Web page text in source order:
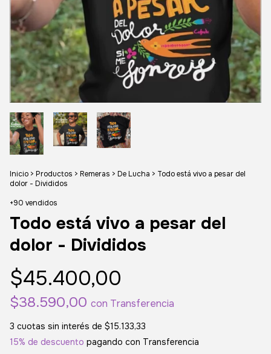
Inicio > Productos > Remeras > De Lucha > Todo está vivo a pesar del
dolor - Divididos
+90 vendidos
Todo está vivo a pesar del
dolor - Divididos
$45.400,00
$38.590,00 con Transferencia
3 cuotas sin interés de $15.133,33
15% de descuento pagando con Transferencia